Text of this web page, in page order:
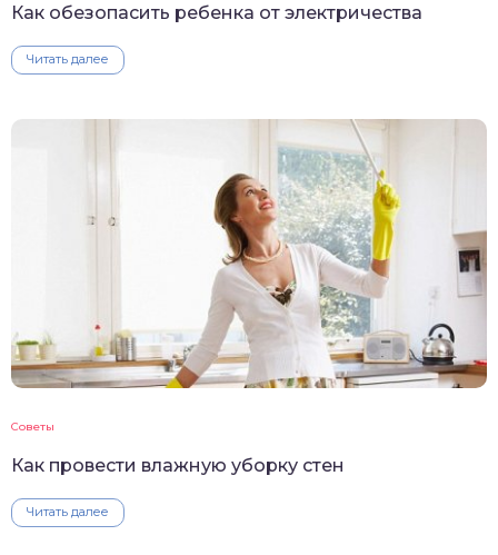
Как обезопасить ребенка от электричества
Читать далее
Советы
Как провести влажную уборку стен
Читать далее